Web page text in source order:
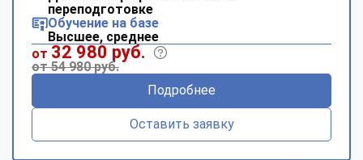
переподготовке
Обучение на базе
Высшее, среднее
от 32 980 руб.
от 54 980 руб.
Подробнее
Оставить заявку